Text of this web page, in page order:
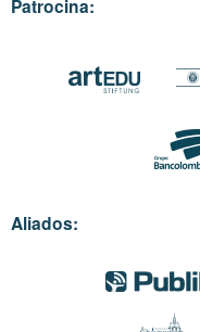
Patrocina:
Aliados: